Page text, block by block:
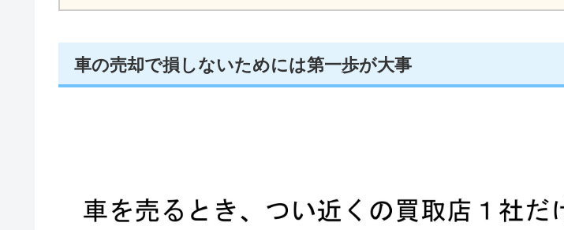
車の売却で損しないためには第一歩が大事